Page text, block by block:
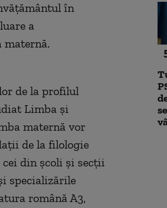
în
a
maternă.
de la profilul
Limba şi
maternă vor
de la filologie
din şcoli şi secţii
specializările
română A3,